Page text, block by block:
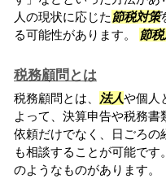
人の現状に応じた 節税対策
る可能性があります。
節
税務顧問とは
税務顧問とは、 法人や個人
よって、決算申告や税務
依頼だけでなく、日ごろの
も相談することが可能で
のようなものがあります。